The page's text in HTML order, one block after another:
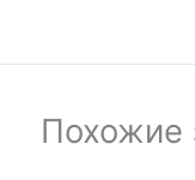
Похожие